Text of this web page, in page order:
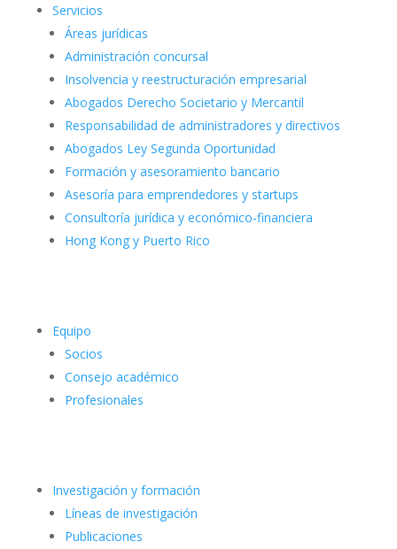
Servicios
Áreas jurídicas
Administración concursal
Insolvencia y reestructuración empresarial
Abogados Derecho Societario y Mercantil
Responsabilidad de administradores y directivos
Abogados Ley Segunda Oportunidad
Formación y asesoramiento bancario
Asesoría para emprendedores y startups
Consultoría jurídica y económico-financiera
Hong Kong y Puerto Rico
Equipo
Socios
Consejo académico
Profesionales
Investigación y formación
Líneas de investigación
Publicaciones